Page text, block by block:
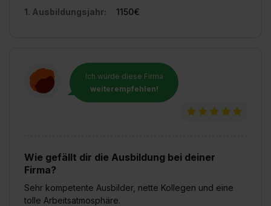
1. Ausbildungsjahr:
1150€
Ich würde diese Firma
weiterempfehlen!
Wie gefällt dir die Ausbildung bei deiner
Firma?
Sehr kompetente Ausbilder, nette Kollegen und eine
tolle Arbeitsatmosphäre.